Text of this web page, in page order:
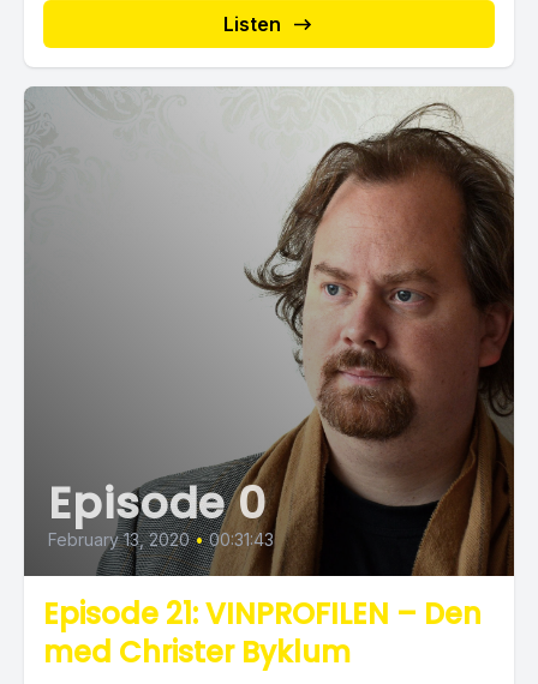
Listen
Episode 0
February 13, 2020 • 00:31:43
Episode 21: VINPROFILEN – Den
med Christer Byklum